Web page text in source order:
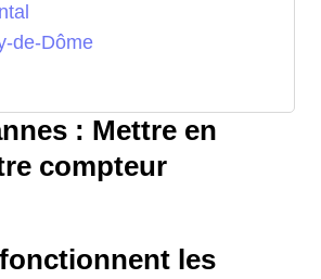
de-Dôme
: Mettre en
compteur
les